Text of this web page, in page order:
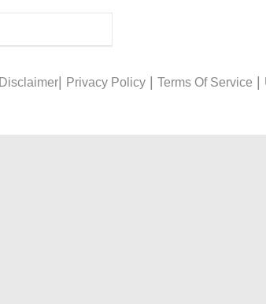
Disclaimer Privacy Policy Terms Of Service